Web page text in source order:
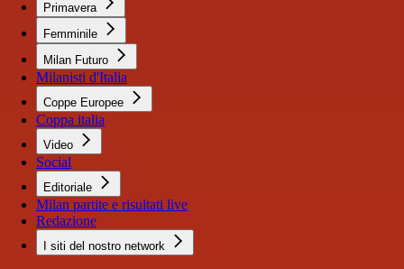
Primavera
Femminile
Milan Futuro
Milanisti d'Italia
Coppe Europee
Coppa italia
Video
Social
Editoriale
Milan partite e risultati live
Redazione
I siti del nostro network